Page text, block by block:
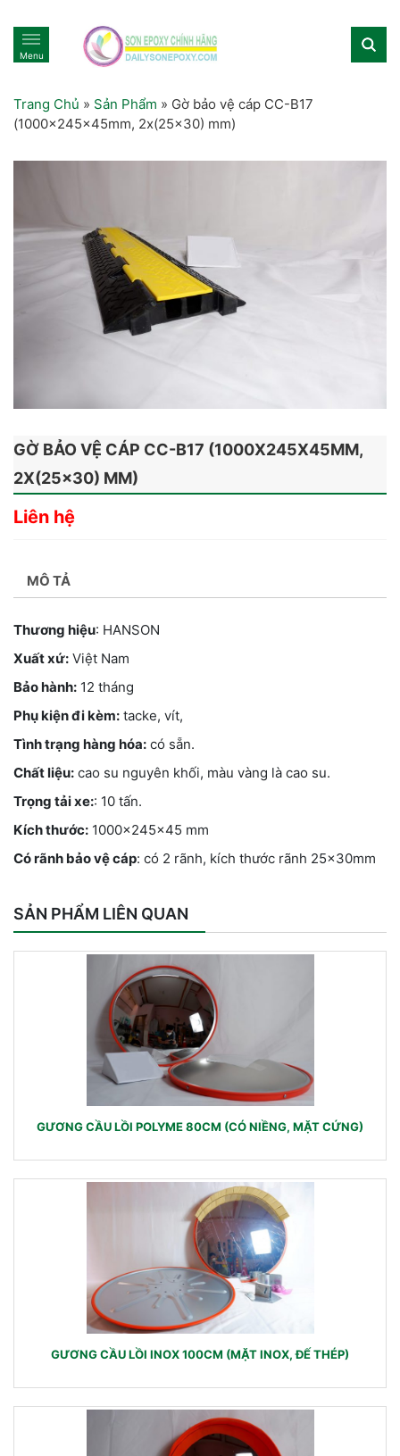
Menu
Trang Chủ » Sản Phẩm » Gờ bảo vệ cáp CC-B17
(1000x245x45mm, 2x(25×30) mm)
GỜ BẢO VỆ CÁP CC-B17 (1000X245X45MM,
2X(25×30) MM)
Liên hệ
MÔ TẢ
Thương hiệu: HANSON
Xuất xứ: Việt Nam
Bảo hành: 12 tháng
Phụ kiện đi kèm: tacke, vít,
Tình trạng hàng hóa: có sẵn.
Chất liệu: cao su nguyên khối, màu vàng là cao su.
Trọng tải xe:: 10 tấn.
Kích thước: 1000x245x45 mm
Có rãnh bảo vệ cáp: có 2 rãnh, kích thước rãnh 25x30mm
SẢN PHẨM LIÊN QUAN
GƯƠNG CẦU LỒI POLYME 80CM (CÓ NIỀNG, MẶT CỨNG)
GƯƠNG CẦU LỒI INOX 100CM (MẶT INOX, ĐẾ THÉP)